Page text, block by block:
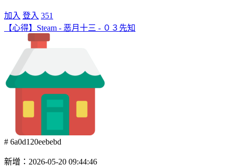
加入 登入 351
【心得】Steam - 恶月十三 - ０３先知
# 6a0d120eebebd
新增：2026-05-20 09:44:46